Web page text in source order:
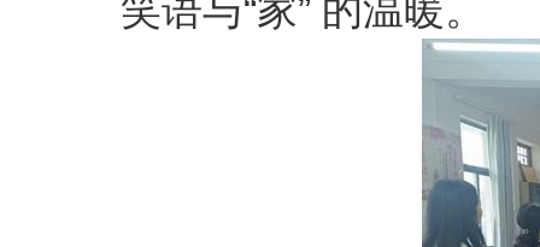
笑语与“家” 的温暖。